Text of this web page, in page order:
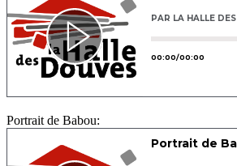
Portrait de Babou: